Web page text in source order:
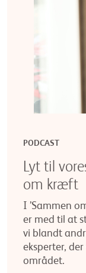
PODCAST
Lyt til
om kræft
I ’Sammen
er med til at
vi blandt
eksperter,
området.